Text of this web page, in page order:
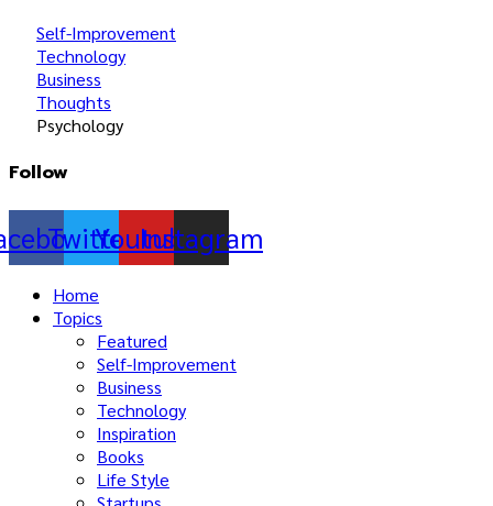
Self-Improvement
Technology
Business
Thoughts
Psychology
Follow
TwitterYoutube
Instagram
Home
Topics
Featured
Self-Improvement
Business
Technology
Inspiration
Books
Life Style